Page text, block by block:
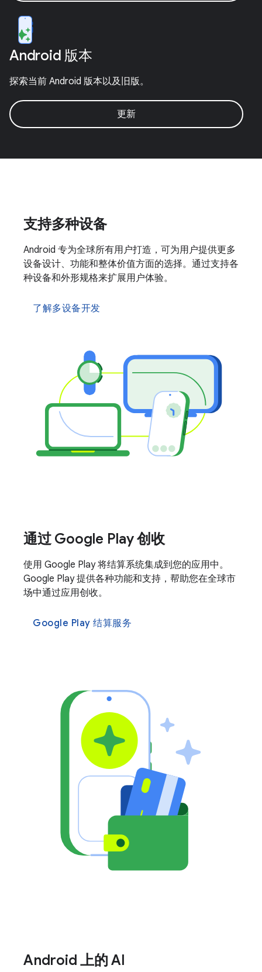
Android 版本
探索当前 Android 版本以及旧版。
更新
支持多种设备
Android 专为全球所有用户打造，可为用户提供更多
设备设计、功能和整体价值方面的选择。通过支持各
种设备和外形规格来扩展用户体验。
了解多设备开发
通过 Google Play 创收
使用 Google Play 将结算系统集成到您的应用中。
Google Play 提供各种功能和支持，帮助您在全球市
场中通过应用创收。
Google Play 结算服务
Android 上的 AI